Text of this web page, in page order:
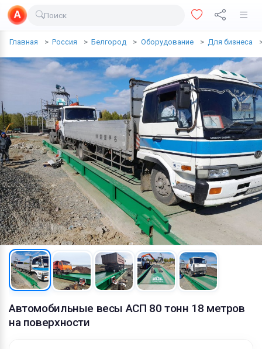
Поиск
Главная Россия Белгород Оборудование Для бизнеса
Автомобильные весы АСП 80 тонн 18 метров
на поверхности
Доставка еды
Транспорт
Недвижимость
Услуги
Личные вещи
Одежда и обувь
Электроника
Все для дома
Хобби и отдых
Животные
Оборудование
Материалы